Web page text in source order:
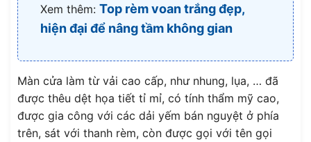
Xem thêm: Top rèm voan trắng đẹp,
hiện đại để nâng tầm không gian
Màn cửa làm từ vải cao cấp, như nhung, lụa, … đã
được thêu dệt họa tiết tỉ mỉ, có tính thẩm mỹ cao,
được gia công với các dải yếm bán nguyệt ở phía
trên, sát với thanh rèm, còn được gọi với tên gọi